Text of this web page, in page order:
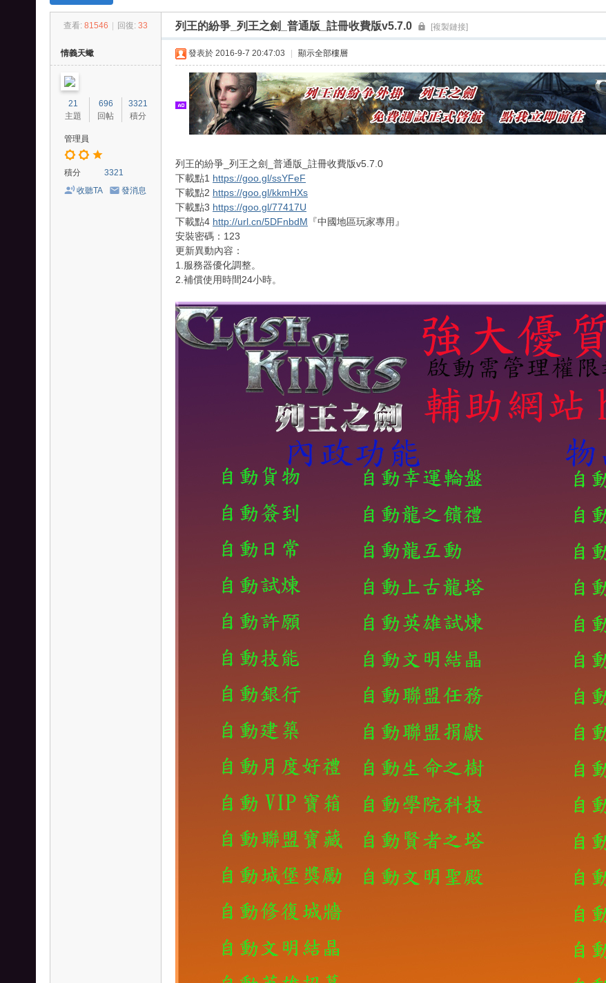
王
查看: 81546 回復: 33 列王的紛爭_列王之劍_普通版_註冊收費版v5.7.0 [複製鏈接]
情義天蠍
21
主題
696
回帖
3321
積分
管理員
積分
3321
收聽TA
發消息
發表於 2016-9-7 20:47:03 顯示全部樓層
列王的紛爭_列王之劍_普通版_註冊收費版v5.7.0
下載點1 https://goo.gl/ssYFeF
下載點2 https://goo.gl/kkmHXs
下載點3 https://goo.gl/77417U
下載點4 http://url.cn/5DFnbdM 『中國地區玩家專用』
安裝密碼：123
更新異動內容：
1.服務器優化調整。
2.補償使用時間24小時。